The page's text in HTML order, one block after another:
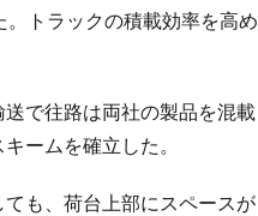
トラックの積載効率を高め
で往路は両社の製品を混載
ームを確立した。
も、荷台上部にスペースが